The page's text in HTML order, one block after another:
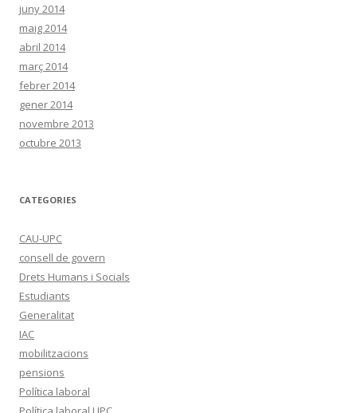
juny 2014
maig 2014
abril 2014
març 2014
febrer 2014
gener 2014
novembre 2013
octubre 2013
CATEGORIES
CAU-UPC
consell de govern
Drets Humans i Socials
Estudiants
Generalitat
IAC
mobilitzacions
pensions
Política laboral